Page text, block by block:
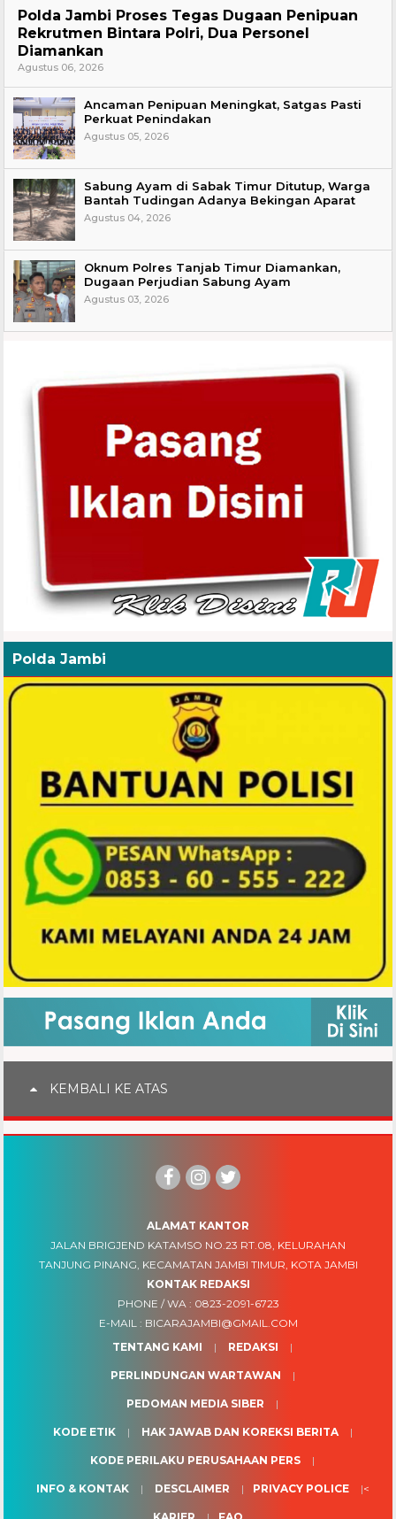
Polda Jambi Proses Tegas Dugaan Penipuan
Rekrutmen Bintara Polri, Dua Personel
Diamankan
Agustus 06, 2026
Ancaman Penipuan Meningkat, Satgas Pasti
Perkuat Penindakan
Agustus 05, 2026
Sabung Ayam di Sabak Timur Ditutup, Warga
Bantah Tudingan Adanya Bekingan Aparat
Agustus 04, 2026
Oknum Polres Tanjab Timur Diamankan,
Dugaan Perjudian Sabung Ayam
Agustus 03, 2026
Polda Jambi
KEMBALI KE ATAS
ALAMAT KANTOR
JALAN BRIGJEND KATAMSO NO.23 RT.08, KELURAHAN
TANJUNG PINANG, KECAMATAN JAMBI TIMUR, KOTA JAMBI
KONTAK REDAKSI
PHONE / WA : 0823-2091-6723
E-MAIL : BICARAJAMBI@GMAIL.COM
TENTANG KAMI
REDAKSI
PERLINDUNGAN WARTAWAN
PEDOMAN MEDIA SIBER
KODE ETIK HAK JAWAB DAN KOREKSI BERITA
KODE PERILAKU PERUSAHAAN PERS
INFO & KONTAK DESCLAIMER PRIVACY POLICE <